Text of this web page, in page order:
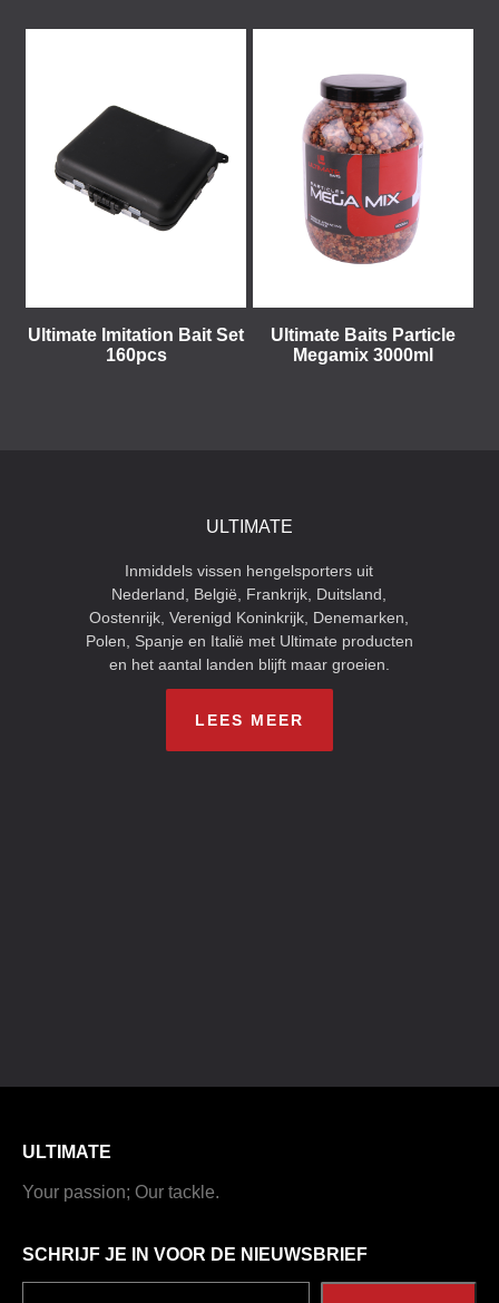
Ultimate Imitation Bait Set
160pcs
Ultimate Baits Particle
Megamix 3000ml
ULTIMATE
Inmiddels vissen hengelsporters uit
Nederland, België, Frankrijk, Duitsland,
Oostenrijk, Verenigd Koninkrijk, Denemarken,
Polen, Spanje en Italië met Ultimate producten
en het aantal landen blijft maar groeien.
LEES MEER
ULTIMATE
Your passion; Our tackle.
SCHRIJF JE IN VOOR DE NIEUWSBRIEF